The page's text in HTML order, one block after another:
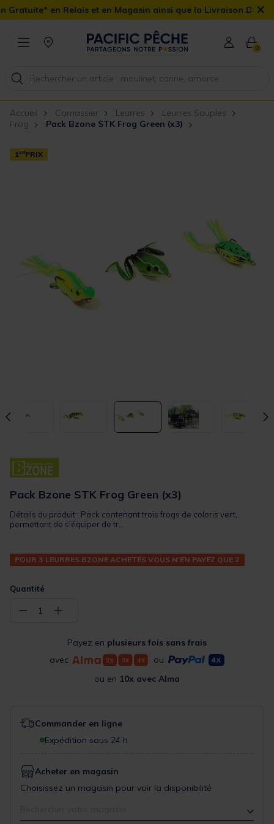
et en Magasin ainsi que la Livraison Domicile offerte dès×
0
Accueil Carnassier Leurres
Leurres Souples
Frog
Pack Bzone STK Frog Green (x3)
1 ERPRIX
Pack Bzone STK Frog Green (x3)
Détails du produit : Pack contenant trois frogs de coloris vert,
permettant de s'équiper de tr...
POUR 3 LEURRES BZONE ACHETÉS VOUS N'EN PAYEZ QUE 2
Quantité
− 1 +
Payez en plusieurs fois sans frais
avec
ou
ou en 10x avec Alma
Commander en ligne
Expédition sous 24 h
Acheter en magasin
Choisissez un magasin pour voir la disponibilité